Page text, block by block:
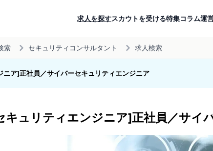
求人を探すスカウトを受ける特集コラム運
索 セキュリティコンサルタント 求人検索
ア]正社員／サイバーセキュリティエンジニア
キュリティエンジニア]正社員／サイ